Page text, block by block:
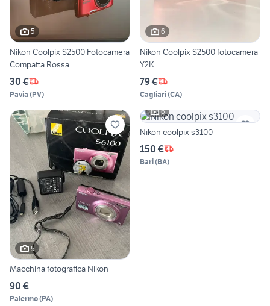
5
Nikon Coolpix S2500 Fotocamera
Compatta Rossa
30 €
Pavia (PV)
6
Nikon Coolpix S2500 fotocamera
Y2K
79 €
Cagliari(CA)
5
Macchina fotografica Nikon
90 €
Palermo(PA)
6
Nikon coolpix s3100
150 €
Bari(BA)